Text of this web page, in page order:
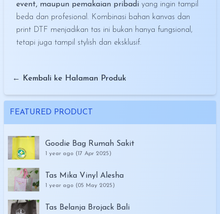
FEATURED PRODUCT
Goodie Bag Rumah Sakit
1 year ago (17 Apr 2025)
Tas Mika Vinyl Alesha
1 year ago (05 May 2025)
Tas Belanja Brojack Bali
event, maupun pemakaian pribadi yang ingin tampil
beda dan profesional. Kombinasi bahan kanvas dan
print DTF menjadikan tas ini bukan hanya fungsional,
tetapi juga tampil stylish dan eksklusif.
← Kembali ke Halaman Produk